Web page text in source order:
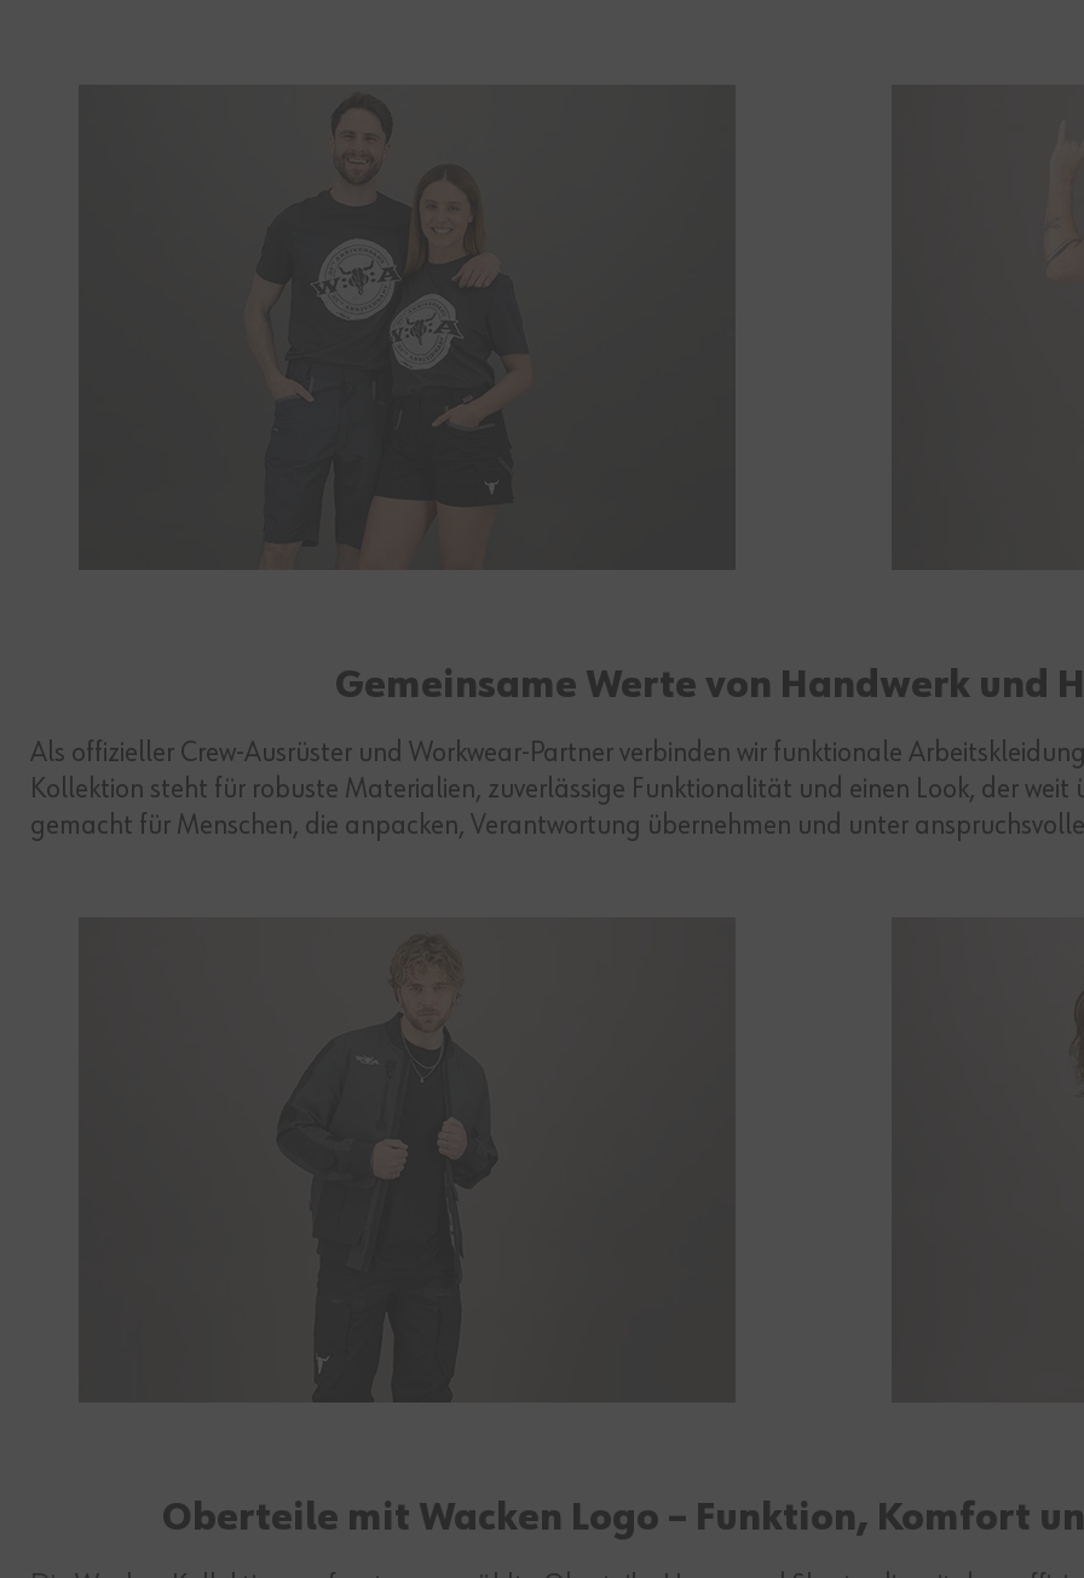
Gemeinsame Werte von Handwerk und
Als offizieller Crew‑Ausrüster und Workwear‑Partner verbinden wir funktionale
Kollektion steht für robuste Materialien, zuverlässige Funktionalität und einen Look, der weit
gemacht für Menschen, die anpacken, Verantwortung übernehmen und unter
Oberteile mit Wacken Logo – Funktion, Komfort